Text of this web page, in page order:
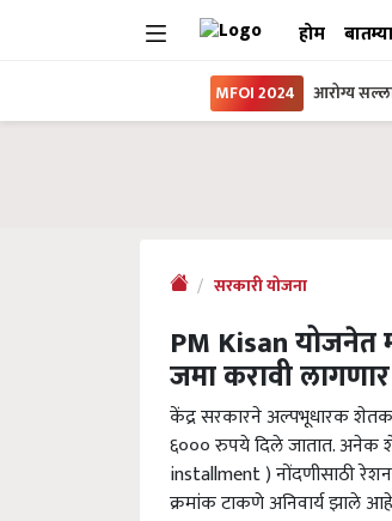
होम
MFOI 2024 आरोग्य
सरकारी योजना
PM Kisan योजनेत
जमा करावी लागणार
केंद्र सरकारने अल्पभूधारक
६००० रुपये दिले जातात. अनेक
installment ) नोंदणीसाठी
क्रमांक टाकणे अनिवार्य झाले